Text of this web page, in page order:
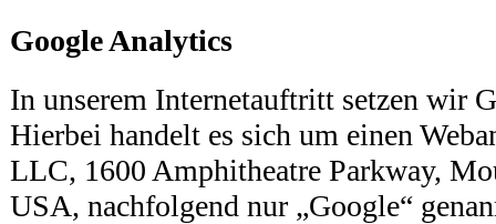
Google Analytics
In unserem Internetauftritt setzen wir
Hierbei handelt es sich um einen
LLC, 1600 Amphitheatre Parkway,
USA, nachfolgend nur „Google“